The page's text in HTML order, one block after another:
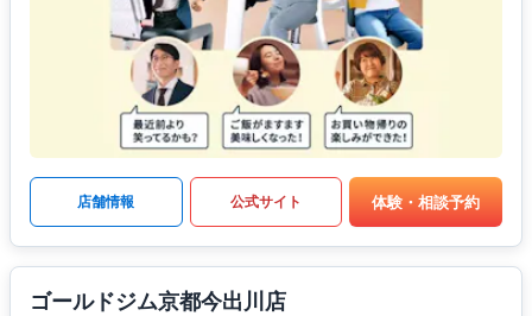
店舗情報 公式サイト 体験・相談予約
ゴールドジム京都今出川店